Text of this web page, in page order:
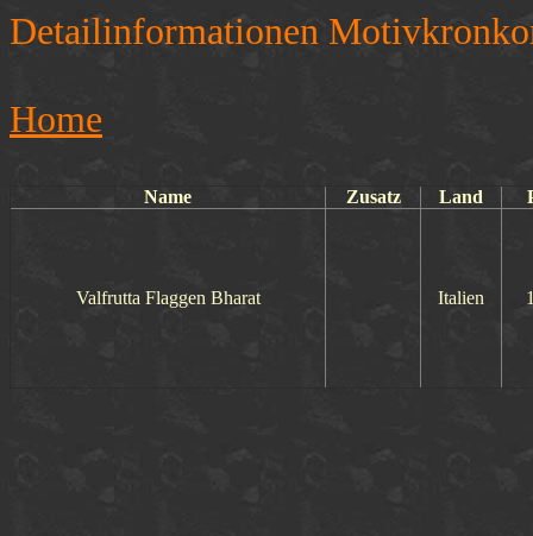
Detailinformationen
Home
Name Zusatz Land
Valfrutta Flaggen Bharat Italien